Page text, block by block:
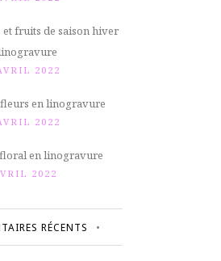
et fruits de saison hiver
2022
en linogravure
2022
en linogravure
2022
RÉCENTS